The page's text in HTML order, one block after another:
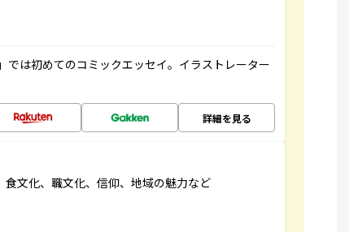
では初めてのコミックエッセイ。イラストレーター
詳細を見る
文化、職文化、信仰、地域の魅力など